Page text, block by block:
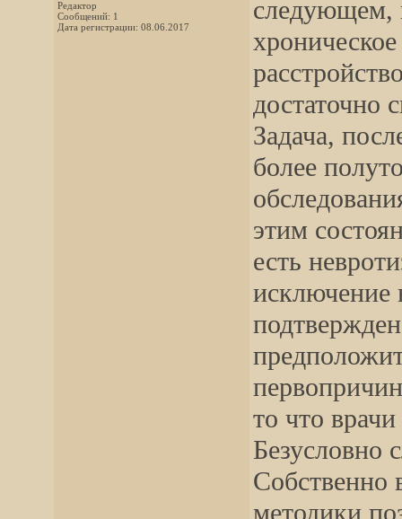
Редактор
Сообщений: 1
Дата регистрации: 08.06.2017
следующем,
достаточно
Задача,
более
этим
есть
исключение
то что
Безусловно
Собственно
методики